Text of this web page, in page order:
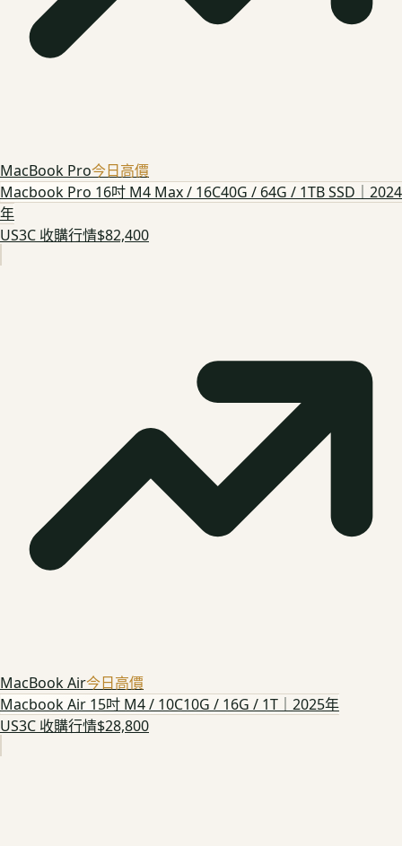
MacBook Pro今日高價
Macbook Pro 16吋 M4 Max / 16C40G / 64G / 1TB SSD｜2024
年
US3C 收購行情$82,400
MacBook Air今日高價
Macbook Air 15吋 M4 / 10C10G / 16G / 1T｜2025年
US3C 收購行情$28,800